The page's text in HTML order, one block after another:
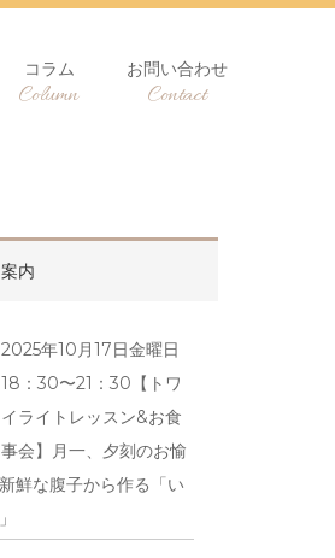
コラム
Column
お問い合わせ
Contact
内
2025年10月17日金曜日
18：30〜21：30【トワ
イライトレッスン&お食
事会】月一、夕刻のお愉
鮮な腹子から作る「い